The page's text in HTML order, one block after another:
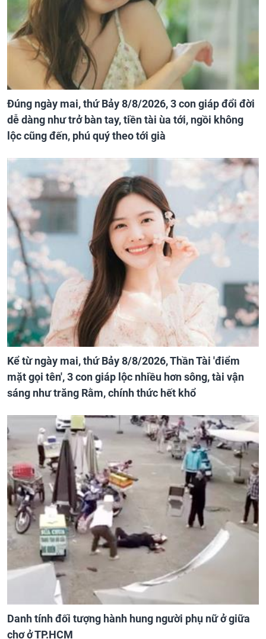
Đúng ngày mai, thứ Bảy 8/8/2026, 3 con giáp đổi đời
dễ dàng như trở bàn tay, tiền tài ùa tới, ngồi không
lộc cũng đến, phú quý theo tới già
Kể từ ngày mai, thứ Bảy 8/8/2026, Thần Tài 'điểm
mặt gọi tên', 3 con giáp lộc nhiều hơn sông, tài vận
sáng như trăng Rằm, chính thức hết khổ
Danh tính đối tượng hành hung người phụ nữ ở giữa
chợ ở TP.HCM